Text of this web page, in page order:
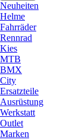
Neuheiten
Helme
Fahrräder
Rennrad
Kies
MTB
BMX
City
Ersatzteile
Ausrüstung
Werkstatt
Outlet
Marken